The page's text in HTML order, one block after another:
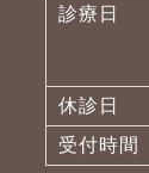
診療日
休診日
受付時間